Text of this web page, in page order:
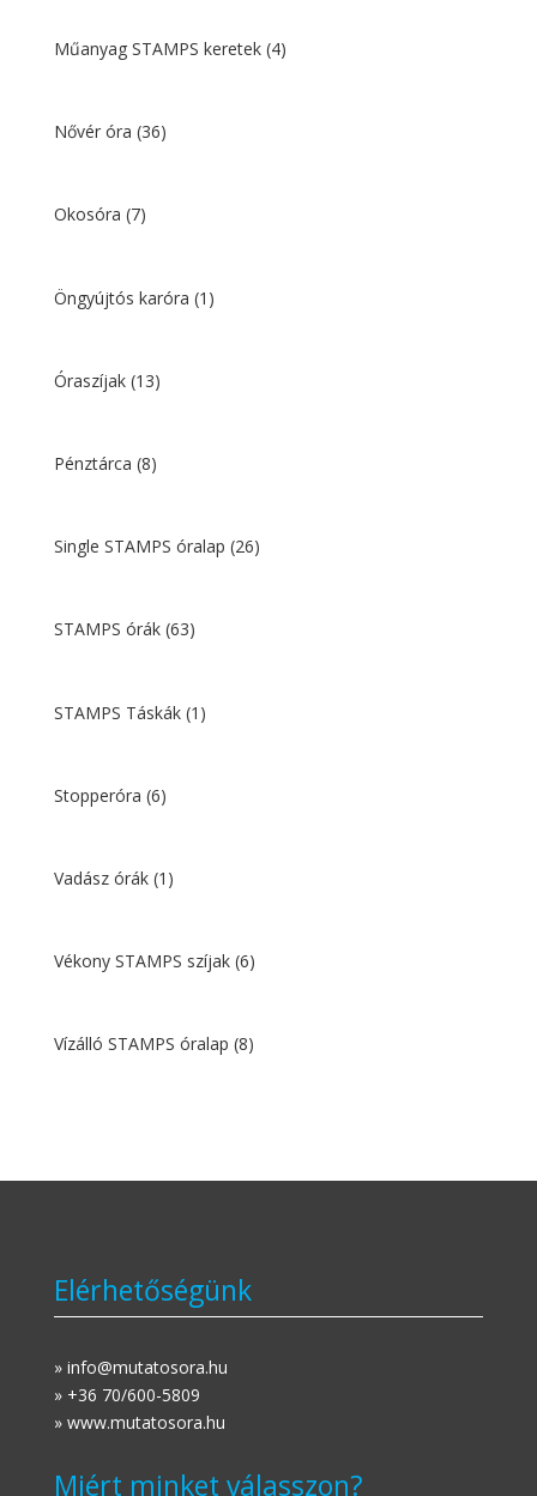
Műanyag STAMPS keretek (4)
Nővér óra (36)
Okosóra (7)
Öngyújtós karóra (1)
Óraszíjak (13)
Pénztárca (8)
Single STAMPS óralap (26)
STAMPS órák (63)
STAMPS Táskák (1)
Stopperóra (6)
Vadász órák (1)
Vékony STAMPS szíjak (6)
Vízálló STAMPS óralap (8)
Elérhetőségünk
» info@mutatosora.hu
» +36 70/600-5809
» www.mutatosora.hu
Miért minket válasszon?